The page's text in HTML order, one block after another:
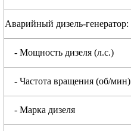
Аварийный дизель-генератор:
- Мощность дизеля (л.с.)
- Частота вращения (об/мин)
- Марка дизеля